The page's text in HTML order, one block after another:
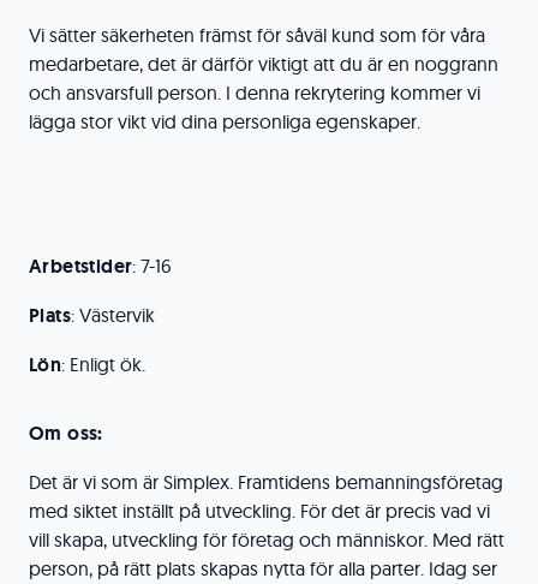
Vi sätter säkerheten främst för såväl kund som för våra
medarbetare, det är därför viktigt att du är en noggrann
och ansvarsfull person. I denna rekrytering kommer vi
lägga stor vikt vid dina personliga egenskaper.
Arbetstider: 7-16
Plats: Västervik
Lön: Enligt ök.
Om oss:
Det är vi som är Simplex. Framtidens bemanningsföretag
med siktet inställt på utveckling. För det är precis vad vi
vill skapa, utveckling för företag och människor. Med rätt
person, på rätt plats skapas nytta för alla parter. Idag ser